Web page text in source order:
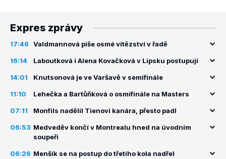
Expres zprávy
17:46 Valdmannová píše osmé vítězství v řadě
16:14 Laboutková i Alena Kovačková v Lipsku postupují
14:01 Knutsonová je ve Varšavě v semifinále
11:10 Lehečka a Bartůňková o osmifinále na Masters
07:11 Monfils nadělil Tienovi kanára, přesto padl
06:53 Medveděv končí v Montrealu hned na úvodním
soupeři
06:26 Menšík se na postup do třetího kola nadřel